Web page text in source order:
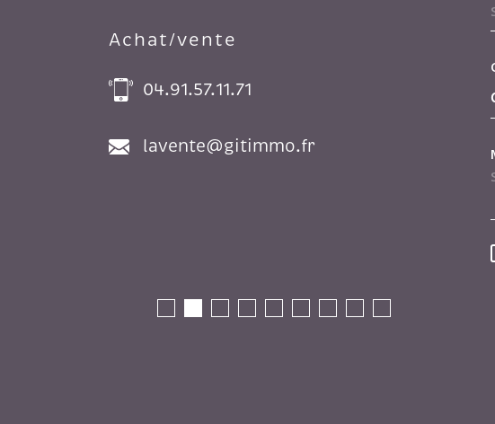
Achat/vente
04.91.57.11.71
lavente@gitimmo.fr